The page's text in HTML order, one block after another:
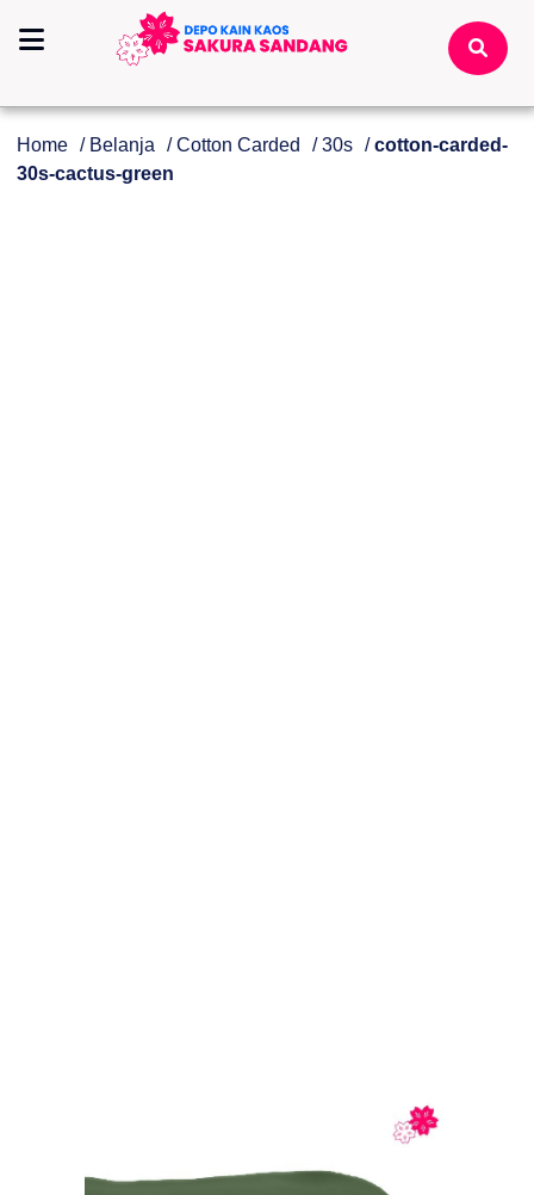
Home / Belanja /Cotton Carded /30s /cotton-carded-
30s-cactus-green